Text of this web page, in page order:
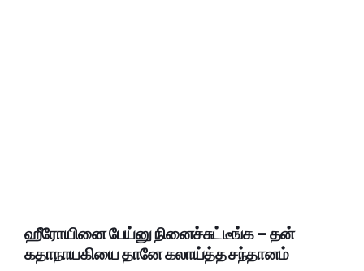
ஹீரோயினை பேய்னு நினைச்சுட்டீங்க – தன்
கதாநாயகியை தானே கலாய்த்த சந்தானம்